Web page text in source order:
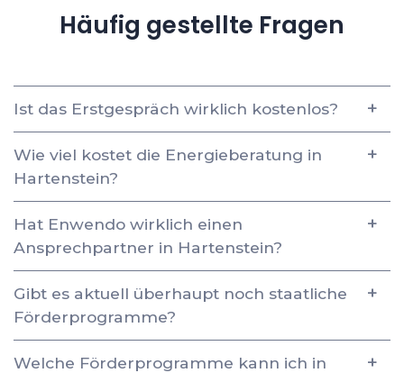
Häufig gestellte Fragen
Ist das Erstgespräch wirklich kostenlos?
Wie viel kostet die Energieberatung in
Hartenstein?
Hat Enwendo wirklich einen
Ansprechpartner in Hartenstein?
Gibt es aktuell überhaupt noch staatliche
Förderprogramme?
Welche Förderprogramme kann ich in